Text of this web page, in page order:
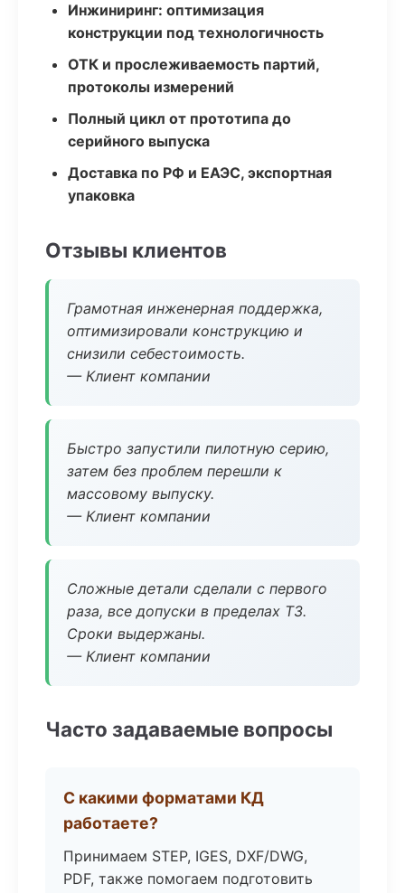
Инжиниринг: оптимизация
конструкции под технологичность
ОТК и прослеживаемость партий,
протоколы измерений
Полный цикл от прототипа до
серийного выпуска
Доставка по РФ и ЕАЭС, экспортная
упаковка
Отзывы клиентов
Грамотная инженерная поддержка,
оптимизировали конструкцию и
снизили себестоимость.
— Клиент компании
Быстро запустили пилотную серию,
затем без проблем перешли к
массовому выпуску.
— Клиент компании
Сложные детали сделали с первого
раза, все допуски в пределах ТЗ.
Сроки выдержаны.
— Клиент компании
Часто задаваемые вопросы
С какими форматами КД
работаете?
Принимаем STEP, IGES, DXF/DWG,
PDF, также помогаем подготовить